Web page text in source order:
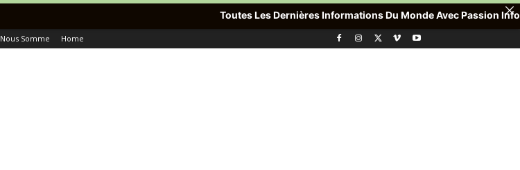
Somme Home
Toutes Les Dernières Informations Du Monde Avec Passion Info